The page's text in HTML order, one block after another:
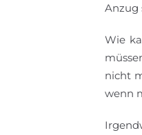
Anzug
Wie
nicht
wenn